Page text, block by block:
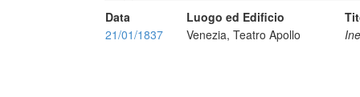
Data Luogo ed Edificio
21/01/1837
Venezia, Teatro Apollo